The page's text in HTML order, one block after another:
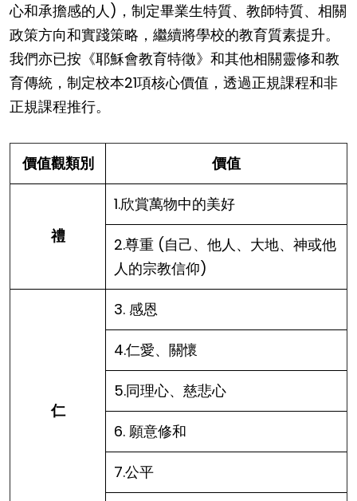
心和承擔感的人)，制定畢業生特質、教師特質、相關
政策方向和實踐策略，繼續將學校的教育質素提升。
我們亦已按《耶穌會教育特徵》和其他相關靈修和教
育傳統，制定校本21項核心價值，透過正規課程和非
正規課程推行。
價值觀類別 價值
禮
1.欣賞萬物中的美好
2.尊重 (自己、他人、大地、神或他
人的宗教信仰)
仁
3. 感恩
4.仁愛、關懷
5.同理心、慈悲心
6. 願意修和
7.公平